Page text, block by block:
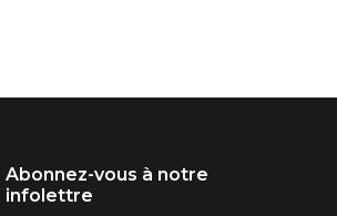
Abonnez-vous à notre
infolettre